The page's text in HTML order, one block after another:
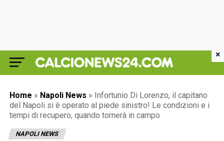
Home » Napoli News » Infortunio Di Lorenzo, il capitano
del Napoli si è operato al piede sinistro! Le condizioni e i
tempi di recupero, quando tornerà in campo
NAPOLI NEWS
×